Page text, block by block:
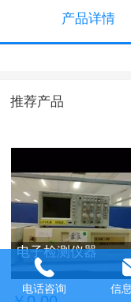
产品详情
推荐产品
电子检测仪器
电话咨询 信